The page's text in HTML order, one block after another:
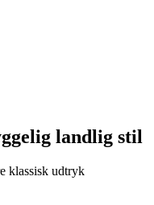
landlig stil
klassisk udtryk